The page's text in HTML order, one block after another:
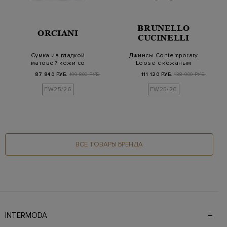
ORCIANI
Сумка из гладкой
матовой кожи со
87 840 РУБ. 109 800 РУБ.
FW25/26
BRUNELLO
CUCINELLI
Джинсы Contemporary
Loose с кожаным
111 120 РУБ. 138 900 РУБ.
FW25/26
ВСЕ ТОВАРЫ БРЕНДА
INTERMODA